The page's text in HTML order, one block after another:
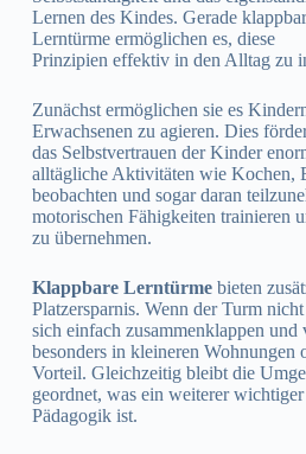
Lernen des Kindes. Gerade
Lerntürme ermöglichen es, diese
Prinzipien effektiv in den Alltag zu
Zunächst ermöglichen sie es
Erwachsenen zu agieren. Dies
das Selbstvertrauen der Kinder
alltägliche Aktivitäten wie Kochen,
beobachten und sogar daran
motorischen Fähigkeiten trainieren
zu übernehmen.
Klappbare Lerntürmebieten
Platzersparnis. Wenn der Turm
sich einfach zusammenklappen und
besonders in kleineren Wohnungen
Vorteil. Gleichzeitig bleibt die
geordnet, was ein weiterer
Pädagogik ist.